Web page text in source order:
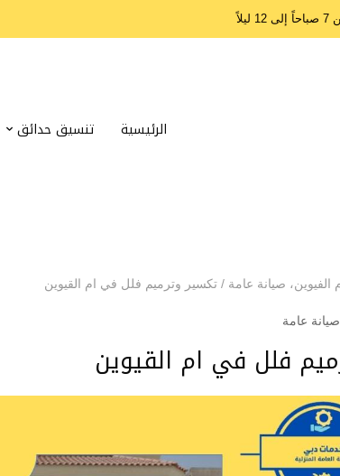
الرئيسية تنسيق حدائق
، صيانة عامة / تكسير وترميم فلل في ام القيوين
صيانة عامة
فلل في ام القيوين